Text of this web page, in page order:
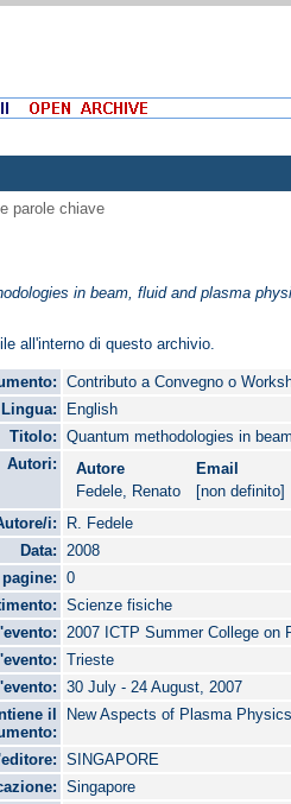
parole chiave
in beam, fluid and plasma
all'interno di questo archivio.
Contributo a Convegno o
Lingua:
English
Titolo:
Quantum methodologies in
Autori:
Autore
Email
Fedele, Renato
[non definito]
i:
R. Fedele
Data:
2008
0
Scienze fisiche
2007 ICTP Summer College on
Trieste
30 July - 24 August, 2007
il
New Aspects of Plasma Physics
SINGAPORE
Singapore